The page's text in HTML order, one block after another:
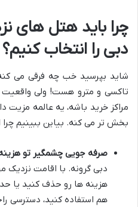
چرا باید هتل های
دبی را انتخاب کنیم؟
شاید بپرسید خب چه فرقی می
تاکسی و مترو هست! ولی واقعیت
مراکز خرید باشه، یه عالمه مزیت
بخش تر می کنه. بیاین ببینیم چرا
صرفه جویی چشمگیر تو
دبی گرونه. با اقامت نزدیک
هزینه ها رو حذف کنید یا
هم استفاده کنید، دسترسی